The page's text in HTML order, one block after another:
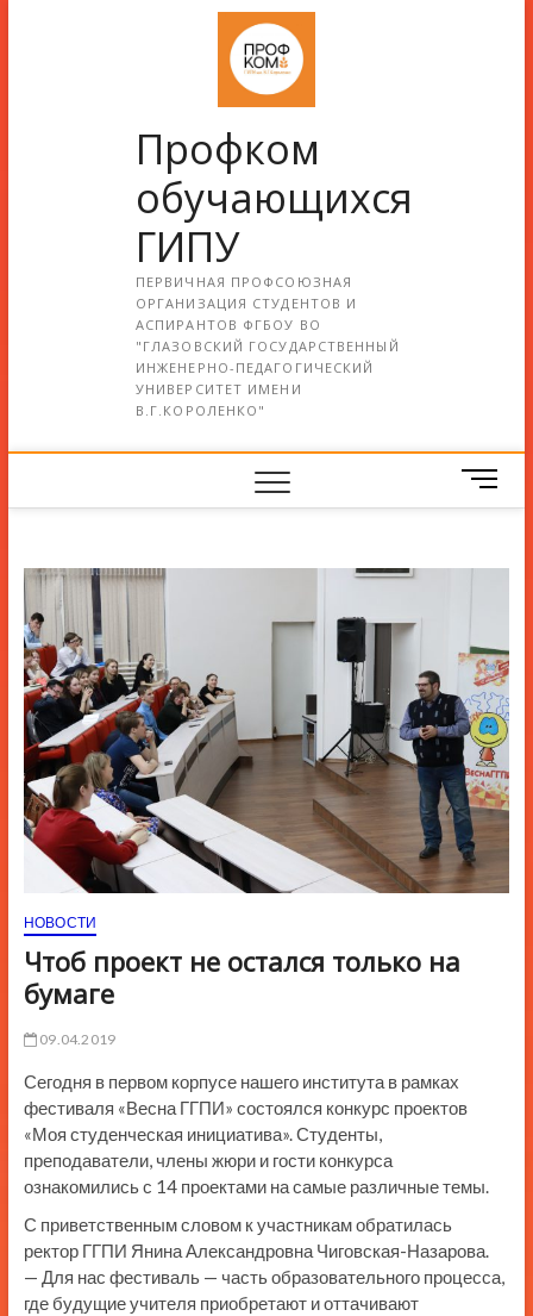
Профком
обучающихся
ГИПУ
ПЕРВИЧНАЯ ПРОФСОЮЗНАЯ
ОРГАНИЗАЦИЯ СТУДЕНТОВ И
АСПИРАНТОВ ФГБОУ ВО
"ГЛАЗОВСКИЙ ГОСУДАРСТВЕННЫЙ
ИНЖЕНЕРНО-ПЕДАГОГИЧЕСКИЙ
УНИВЕРСИТЕТ ИМЕНИ
В.Г.КОРОЛЕНКО"
М
е
п
к
и
НОВОСТИ
Чтоб проект не остался только на
бумаге
09.04.2019
Сегодня в первом корпусе нашего института в рамках
фестиваля «Весна ГГПИ» состоялся конкурс проектов
«Моя студенческая инициатива». Студенты,
преподаватели, члены жюри и гости конкурса
ознакомились с 14 проектами на самые различные темы.
С приветственным словом к участникам обратилась
ректор ГГПИ Янина Александровна Чиговская-Назарова.
— Для нас фестиваль — часть образовательного процесса,
где будущие учителя приобретают и оттачивают